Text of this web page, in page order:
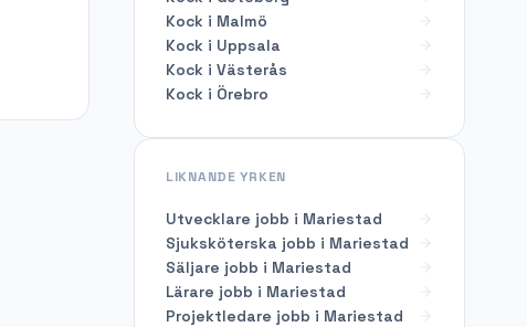
Kock i Malmö
Kock i Uppsala
Kock i Västerås
Kock i Örebro
LIKNANDE YRKEN
Utvecklare jobb i Mariestad
Sjuksköterska jobb i Mariestad
Säljare jobb i Mariestad
Lärare jobb i Mariestad
Projektledare jobb i Mariestad